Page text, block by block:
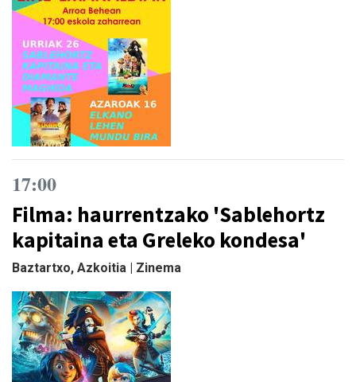
17:00
Filma: haurrentzako 'Sablehortz
kapitaina eta Greleko kondesa'
Baztartxo, Azkoitia | Zinema